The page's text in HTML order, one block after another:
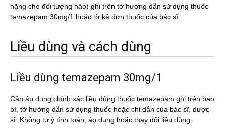
năng cho đối tượng nào) ghi trên tờ hướng dẫn sử dụng thuốc
temazepam 30mg/1 hoặc tờ kê đơn thuốc của bác sĩ.
Liều dùng và cách dùng
Liều dùng temazepam 30mg/1
Cần áp dụng chính xác liều dùng thuốc temazepam ghi trên bao
bì, tờ hướng dẫn sử dụng thuốc hoặc chỉ dẫn của bác sĩ, dược
sĩ. Không tự ý tính toán, áp dụng hoặc thay đổi liều dùng.